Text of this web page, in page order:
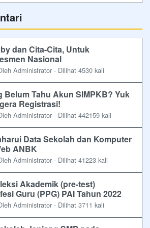
dan Cita-Cita, Untuk
Nasional
Administrator - Dilihat 4530 kali
Belum Tahu Akun SIMPKB? Yuk
Registrasi!
Administrator - Dilihat 442159 kali
Data Sekolah dan Komputer
ANBK
Administrator - Dilihat 41223 kali
Akademik (pre-test)
Guru (PPG) PAI Tahun 2022
Administrator - Dilihat 3711 kali